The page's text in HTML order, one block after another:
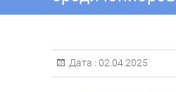
Дата : 02.04.2025